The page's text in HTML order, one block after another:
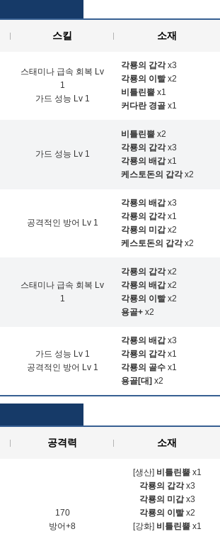
스킬 소재
스태미나 급속 회복 Lv
1
가드 성능 Lv 1
각룡의 갑각x3
각룡의 이빨x2
비틀린뿔 x1
커다란 경골 x1
가드 성능 Lv 1
비틀린뿔 x2
각룡의 갑각x3
각룡의 배갑x1
케스토돈의 갑각x2
공격적인 방어 Lv 1
각룡의 배갑x3
각룡의 갑각x1
각룡의 미갑x2
케스토돈의 갑각x2
스태미나 급속 회복 Lv
1
각룡의 갑각x2
각룡의 배갑x2
각룡의 이빨x2
용골+ x2
가드 성능 Lv 1
공격적인 방어 Lv 1
각룡의 배갑x3
각룡의 갑각x1
각룡의 골수 x1
용골[대] x2
공격력 소재
170
방어+8
[생산] 비틀린뿔x1
각룡의 갑각x3
각룡의 미갑x3
각룡의 이빨x2
[강화] 비틀린뿔x1